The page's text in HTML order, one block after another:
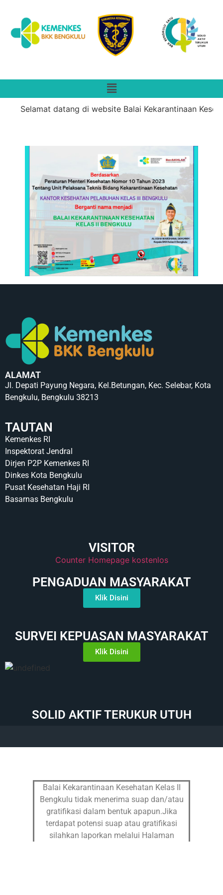
Selamat datang di website Balai Kekarantinaan
ALAMAT
Jl. Depati Payung Negara, Kel.Betungan, Kec. Selebar, Kota
Bengkulu, Bengkulu 38213
TAUTAN
Kemenkes RI
Inspektorat Jendral
Dirjen P2P Kemenkes RI
Dinkes Kota Bengkulu
Pusat Kesehatan Haji RI
Basarnas Bengkulu
VISITOR
Counter Homepage kostenlos
PENGADUAN MASYARAKAT
Klik Disini
SURVEI KEPUASAN MASYARAKAT
Klik Disini
SOLID AKTIF TERUKUR UTUH
Balai Kekarantinaan Kesehatan Kelas II
Bengkulu tidak menerima suap dan/atau
gratifikasi dalam bentuk apapun.Jika
terdapat potensi suap atau gratifikasi
silahkan laporkan melalui Halaman